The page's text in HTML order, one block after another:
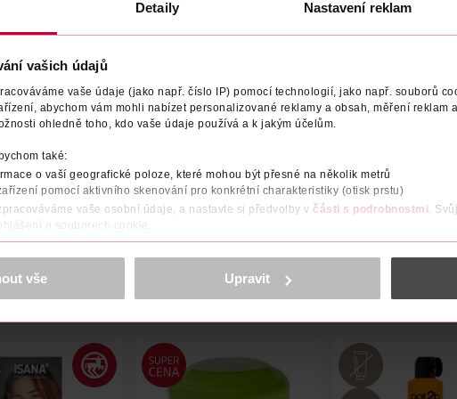
Detaily Nastavení reklam
vašich údajů
vaše údaje (jako např. číslo IP) pomocí technologií, jako např. souborů
abychom vám mohli nabízet personalizované reklamy a obsah, měření reklam
ohledně toho, kdo vaše údaje používá a k jakým účelům.
také:
o vaší geografické poloze, které mohou být přesné na několik metrů
pomocí aktivního skenování pro konkrétní charakteristiky (otisk prstu)
vaše osobní údaje, a nastavte si předvolby v části s podrobnostmi .
o souborech cookie.
obsahu a reklam, funkcí sociálních médií, analýze návštěvnosti, které
o ochraně osobních údajů.
>více o cookies<
vše Upravit
STUPEŇ ZABARVENÍ VYROBENO V VÝROBCE/
na vlasy se složením s dvojí ochranou. Krémové složení proniká
před vymýváním po delší dobu. Barva 100% kryje šediny. Závěrečná